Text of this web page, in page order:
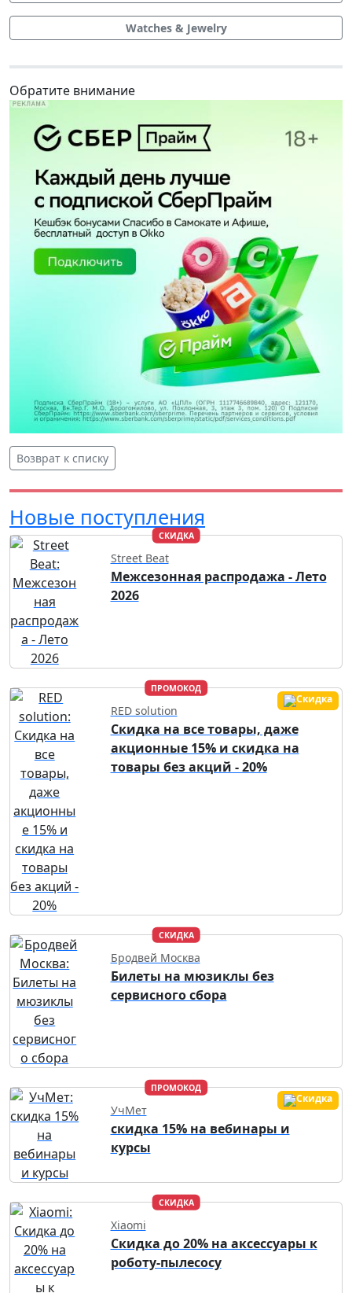
Watches & Jewelry
Обратите внимание
Возврат к списку
Новые поступления
СКИДКА
Street Beat
Межсезонная распродажа - Лето
2026
ПРОМОКОД
RED solution
Скидка на все товары, даже
акционные 15% и скидка на
товары без акций - 20%
СКИДКА
Бродвей Москва
Билеты на мюзиклы без
сервисного сбора
ПРОМОКОД
УчМет
скидка 15% на вебинары и
курсы
СКИДКА
Xiaomi
Скидка до 20% на аксессуары к
роботу-пылесосу